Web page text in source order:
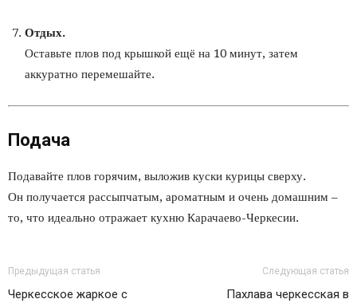
Отдых.
Оставьте плов под крышкой ещё на 10 минут, затем
аккуратно перемешайте.
Подача
Подавайте плов горячим, выложив куски курицы сверху.
Он получается рассыпчатым, ароматным и очень домашним –
то, что идеально отражает кухню Карачаево-Черкесии.
Предыдущая статья
Черкесское жаркое с
Следующая статья
Пахлава черкесская в